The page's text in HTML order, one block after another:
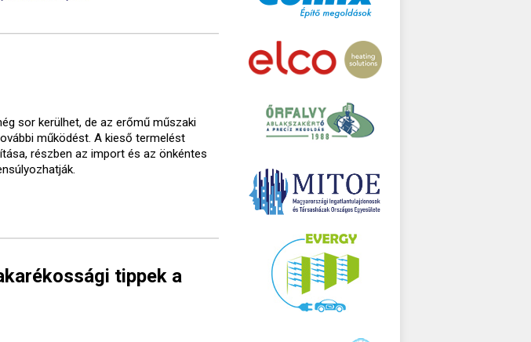
sor kerülhet, de az erőmű műszaki
működést. A kieső termelést
részben az import és az önkéntes
tippek a